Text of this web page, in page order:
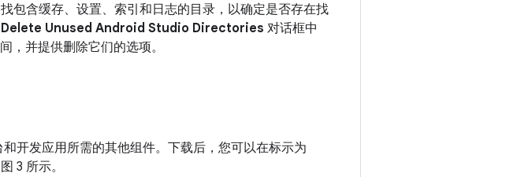
包含缓存、设置、索引和日志的目录，以确定是否存在找
Delete Unused Android Studio Directories 对话框中
，并提供删除它们的选项。
开发应用所需的其他组件。下载后，您可以在标示为
3 所示。